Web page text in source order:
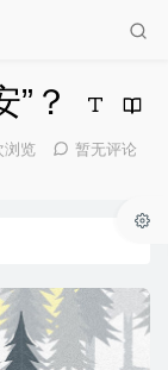
？
浏览
暂无评论